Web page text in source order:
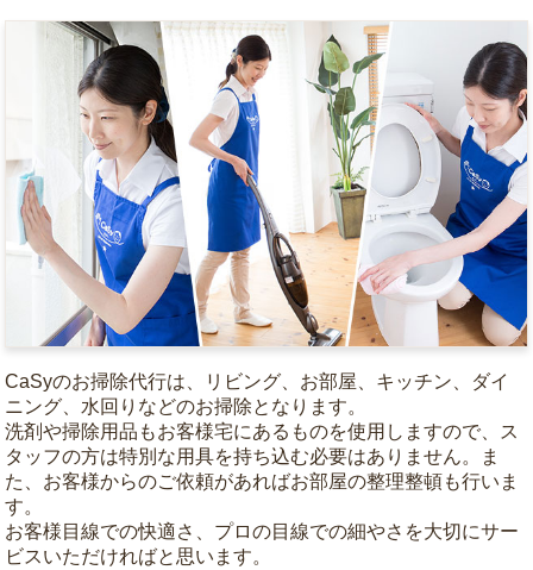
CaSyのお掃除代行は、リビング、お部屋、キッチン、ダイ
ニング、水回りなどのお掃除となります。
洗剤や掃除用品もお客様宅にあるものを使用しますので、ス
タッフの方は特別な用具を持ち込む必要はありません。ま
た、お客様からのご依頼があればお部屋の整理整頓も行いま
す。
お客様目線での快適さ、プロの目線での細やさを大切にサー
ビスいただければと思います。